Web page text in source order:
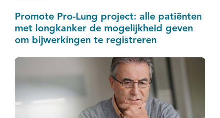
Promote Pro-Lung project: alle patiënten
met longkanker de mogelijkheid geven
om bijwerkingen te registreren